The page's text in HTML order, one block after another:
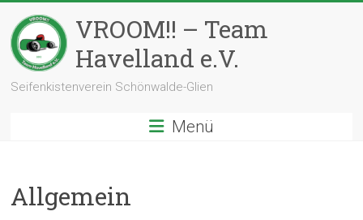
Inhalt
springen
VROOM!! – Team
Havelland e.V.
Seifenkistenverein Schönwalde-Glien
Menü
Allgemein